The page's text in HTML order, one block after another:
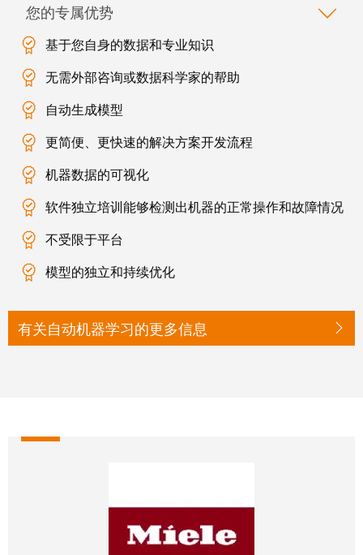
电
子
壳
雷
击
浪
涌
护
现
总
线
德
米
勒
荣
膺
EcoVadis
金
奖
回
望
2021：
魏
德
勒
成
您的专属优势
基于您自身的数据和专业知识
无需外部咨询或数据科学家的帮助
自动生成模型
更简便、更快速的解决方案开发流程
机器数据的可视化
软件独立培训能够检测出机器的正常操作和故障情况
不受限于平台
模型的独立和持续优化
有关自动机器学习的更多信息